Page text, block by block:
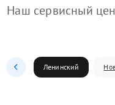
Наш сервисный
Ленинский